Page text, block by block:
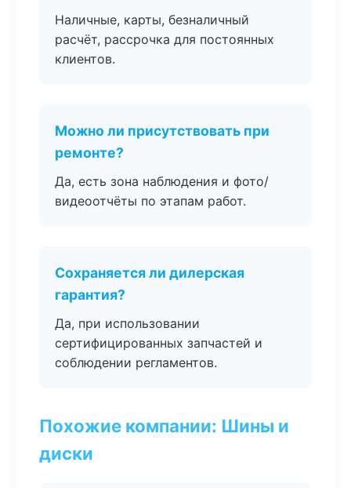
Наличные, карты, безналичный
расчёт, рассрочка для постоянных
клиентов.
Можно ли присутствовать при
ремонте?
Да, есть зона наблюдения и фото/
видеоотчёты по этапам работ.
Сохраняется ли дилерская
гарантия?
Да, при использовании
сертифицированных запчастей и
соблюдении регламентов.
Похожие компании: Шины и
диски